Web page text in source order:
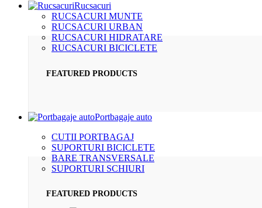
Rucsacuri
RUCSACURI MUNTE
RUCSACURI URBAN
RUCSACURI HIDRATARE
RUCSACURI BICICLETE
FEATURED PRODUCTS
Portbagaje auto
CUTII PORTBAGAJ
SUPORTURI BICICLETE
BARE TRANSVERSALE
SUPORTURI SCHIURI
FEATURED PRODUCTS